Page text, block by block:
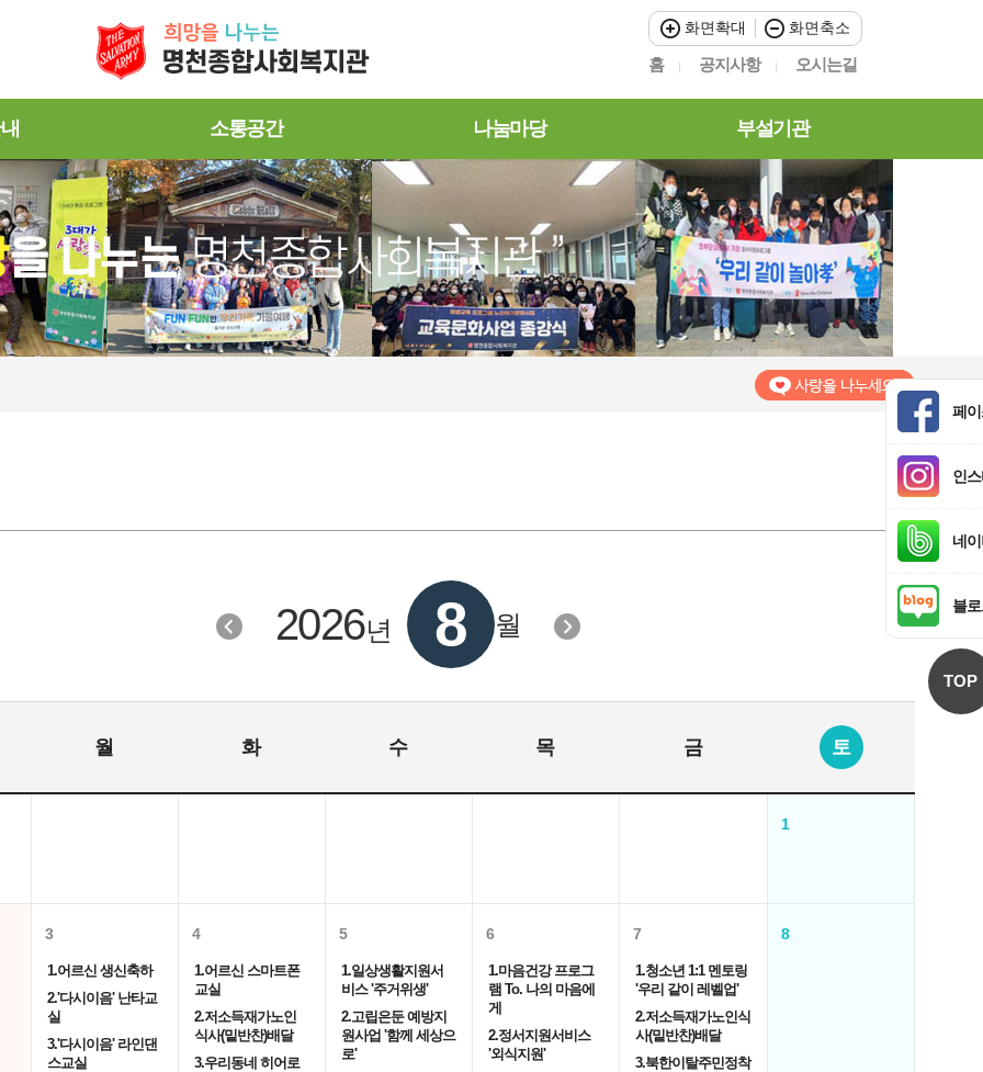
화면확대 화면축소
홈 공지사항 오시는길
소통공간 나눔마당 부설기관
페
인
네
블
TOP
2026년 8 월
월 화 수 목 금 토
1
3
1.어르신 생신축하
2.'다시이음' 난타교
실
3.'다시이음' 라인댄
스교실
4
1.어르신 스마트폰
교실
2.저소득재가노인
식사(밑반찬)배달
3.우리동네 히어로
5
1.일상생활지원서
비스 '주거위생'
2.고립은둔 예방지
원사업 '함께 세상으
로'
6
1.마음건강 프로그
램 To. 나의 마음에
게
2.정서지원서비스
'외식지원'
7
1.청소년 1:1 멘토링
'우리 같이 레벨업'
2.저소득재가노인식
사(밑반찬)배달
3.북한이탈주민정착
8